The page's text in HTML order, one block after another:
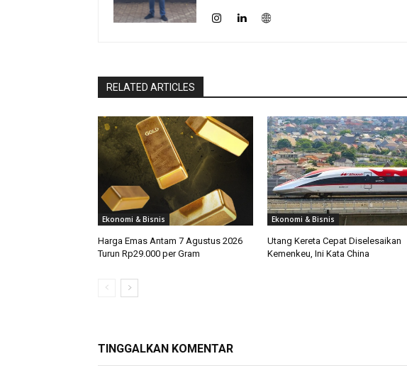
RELATED ARTICLES
Ekonomi & Bisnis
Harga Emas Antam 7 Agustus 2026
Turun Rp29.000 per Gram
Ekonomi & Bisnis
Utang Kereta Cepat Diselesaikan
Kemenkeu, Ini Kata China
TINGGALKAN KOMENTAR